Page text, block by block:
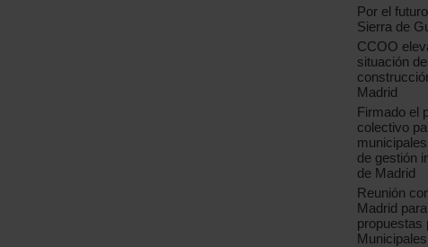
Por el
Sierra de
CCOO
situación
Madrid
Firmado el
colectivo
de gestión
de Madrid
Reunión
Madrid
propuestas